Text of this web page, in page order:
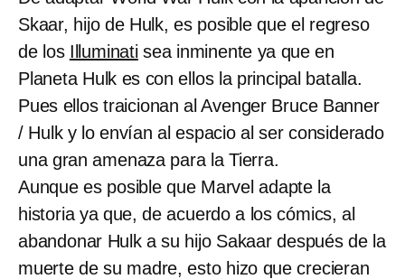
Skaar, hijo de Hulk, es posible que el regreso
de los Illuminati sea inminente ya que en
Planeta Hulk es con ellos la principal batalla.
Pues ellos traicionan al Avenger Bruce Banner
/ Hulk y lo envían al espacio al ser considerado
una gran amenaza para la Tierra.
Aunque es posible que Marvel adapte la
historia ya que, de acuerdo a los cómics, al
abandonar Hulk a su hijo Sakaar después de la
muerte de su madre, esto hizo que crecieran